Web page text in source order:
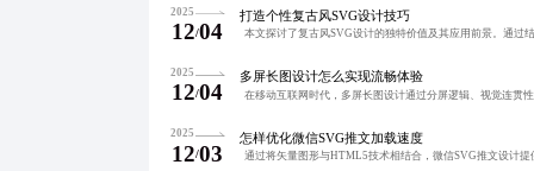
2025
12/04
打造个性复古风SVG设计技巧
2025
12/04
多屏长图设计怎么实现流畅体验
2025
12/03
怎样优化微信SVG推文加载速度